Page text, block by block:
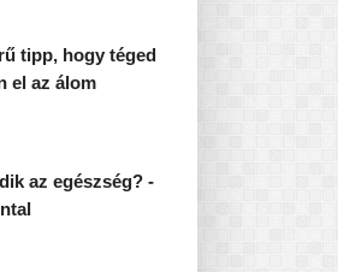
tipp, hogy téged
el az álom
az egészség? -